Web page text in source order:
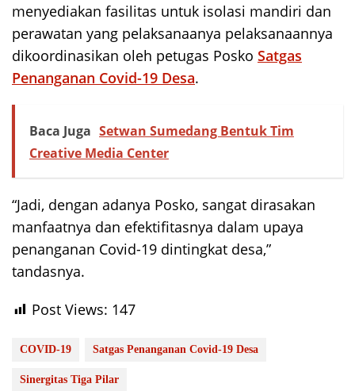
menyediakan fasilitas untuk isolasi mandiri dan
perawatan yang pelaksanaanya pelaksanaannya
dikoordinasikan oleh petugas Posko Satgas
Penanganan Covid-19 Desa.
Baca Juga Setwan Sumedang Bentuk Tim
Creative Media Center
“Jadi, dengan adanya Posko, sangat dirasakan
manfaatnya dan efektifitasnya dalam upaya
penanganan Covid-19 dintingkat desa,”
tandasnya.
Post Views: 147
COVID-19 Satgas Penanganan Covid-19 Desa
Sinergitas Tiga Pilar